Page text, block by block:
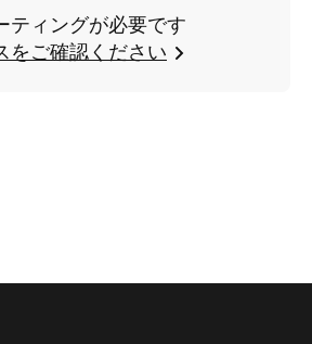
ティングが必要です
をご確認ください